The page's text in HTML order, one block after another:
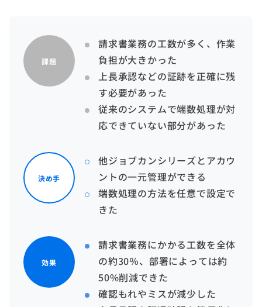
課題
請求書業務の工数が多く、作業
負担が大きかった
上長承認などの証跡を正確に残
す必要があった
従来のシステムで端数処理が対
応できていない部分があった
決め手
他ジョブカンシリーズとアカウ
ントの一元管理ができる
端数処理の方法を任意で設定で
きた
効果
請求書業務にかかる工数を全体
の約30％、部署によっては約
50%削減できた
確認もれやミスが減少した